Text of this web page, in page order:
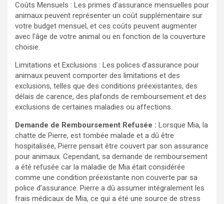
Coûts Mensuels : Les primes d’assurance mensuelles pour
animaux peuvent représenter un coût supplémentaire sur
votre budget mensuel, et ces coûts peuvent augmenter
avec l’âge de votre animal ou en fonction de la couverture
choisie.
Limitations et Exclusions : Les polices d’assurance pour
animaux peuvent comporter des limitations et des
exclusions, telles que des conditions préexistantes, des
délais de carence, des plafonds de remboursement et des
exclusions de certaines maladies ou affections.
Demande de Remboursement Refusée : Lorsque Mia, la
chatte de Pierre, est tombée malade et a dû être
hospitalisée, Pierre pensait être couvert par son assurance
pour animaux. Cependant, sa demande de remboursement
a été refusée car la maladie de Mia était considérée
comme une condition préexistante non couverte par sa
police d’assurance. Pierre a dû assumer intégralement les
frais médicaux de Mia, ce qui a été une source de stress